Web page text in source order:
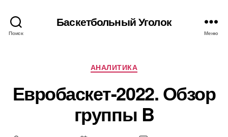
Поиск
Баскетбольный Уголок
Меню
Рубрики
АНАЛИТИКА
Евробаскет-2022. Обзор
группы B